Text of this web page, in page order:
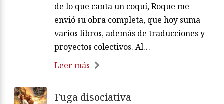
de lo que canta un coquí, Roque me
envió su obra completa, que hoy suma
varios libros, además de traducciones y
proyectos colectivos. Al…
Leer más
Fuga disociativa